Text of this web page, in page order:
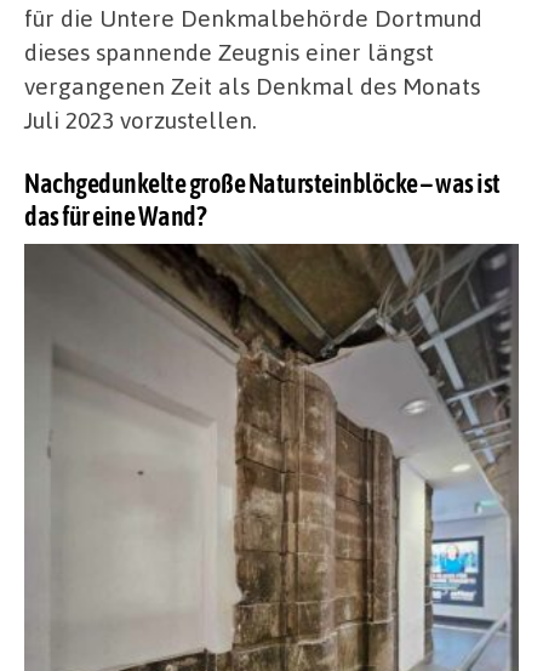
für die Untere Denkmalbehörde Dortmund
dieses spannende Zeugnis einer längst
vergangenen Zeit als Denkmal des Monats
Juli 2023 vorzustellen.
Nachgedunkelte große Natursteinblöcke – was ist
das für eine Wand?